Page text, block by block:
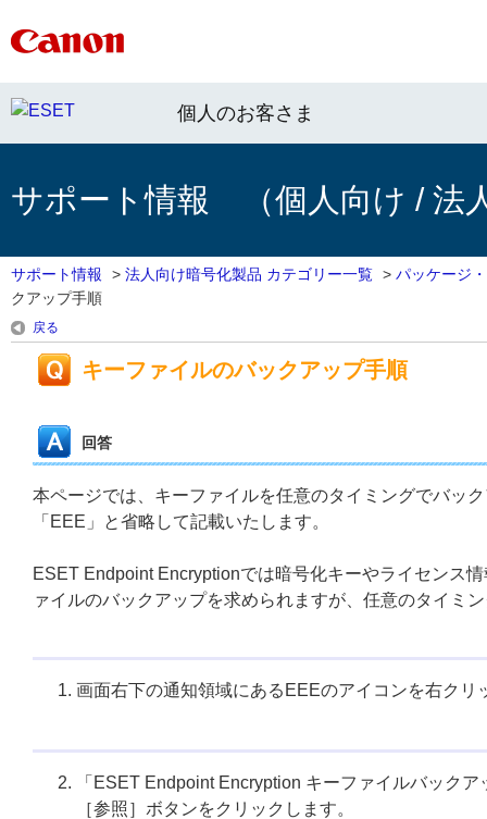
個人のお客さま
サポート情報 （個人向け / 法
サポート情報 > 法人向け暗号化製品 カテゴリー一覧 > パッケージ
クアップ手順
戻る
キーファイルのバックアップ手順
回答
本ページでは、キーファイルを任意のタイミングでバッ
「EEE」と省略して記載いたします。
ESET Endpoint Encryptionでは暗号化キーやライセンス
ァイルのバックアップを求められますが、任意のタイミ
画面右下の通知領域にあるEEEのアイコンを右ク
「ESET Endpoint Encryption キーファイルバック
［参照］ボタンをクリックします。